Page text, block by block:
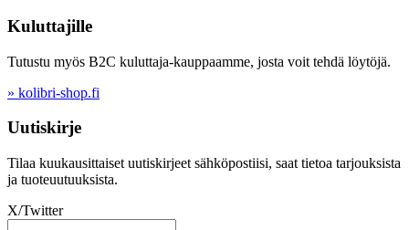
Kuluttajille
Tutustu myös B2C kuluttaja-kauppaamme, josta voit tehdä löytöjä.
» kolibri-shop.fi
Uutiskirje
Tilaa kuukausittaiset uutiskirjeet sähköpostiisi, saat tietoa tarjouksista
ja tuoteuutuuksista.
X/Twitter